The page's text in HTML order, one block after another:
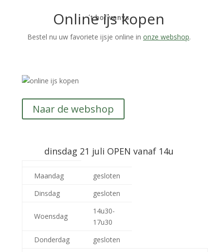
’t hof vanys
Online ijs kopen
Bestel nu uw favoriete ijsje online in onze webshop.
Naar de webshop
dinsdag 21 juli OPEN vanaf 14u
Maandag
gesloten
Dinsdag
gesloten
Woensdag
14u30-
17u30
Donderdag
gesloten